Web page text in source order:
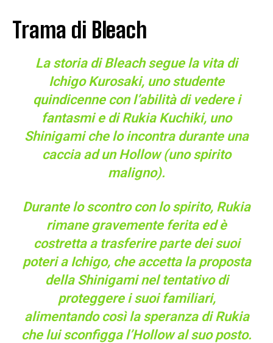
Trama di Bleach
La storia di Bleach segue la vita di
Ichigo Kurosaki, uno studente
quindicenne con l’abilità di vedere i
fantasmi e di Rukia Kuchiki, uno
Shinigami che lo incontra durante una
caccia ad un Hollow (uno spirito
maligno).
Durante lo scontro con lo spirito, Rukia
rimane gravemente ferita ed è
costretta a trasferire parte dei suoi
poteri a Ichigo, che accetta la proposta
della Shinigami nel tentativo di
proteggere i suoi familiari,
alimentando così la speranza di Rukia
che lui sconfigga l’Hollow al suo posto.